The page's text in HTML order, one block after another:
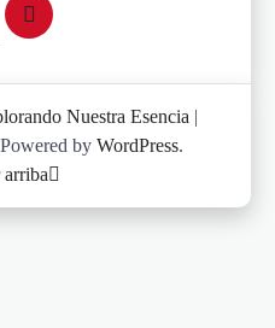
Nuestra Esencia |
by WordPress.